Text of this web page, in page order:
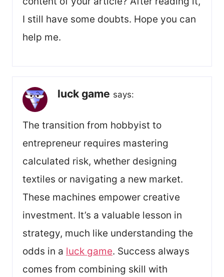
I still have some doubts. Hope you can
help me.
luck game says:
The transition from hobbyist to
entrepreneur requires mastering
calculated risk, whether designing
textiles or navigating a new market.
These machines empower creative
investment. It’s a valuable lesson in
strategy, much like understanding the
odds in a luck game. Success always
comes from combining skill with